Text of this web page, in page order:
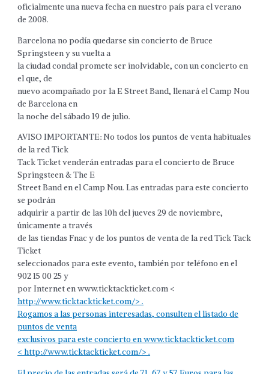
oficialmente una nueva fecha en nuestro país para el verano
de 2008.
Barcelona no podía quedarse sin concierto de Bruce
Springsteen y su vuelta a
la ciudad condal promete ser inolvidable, con un concierto en
el que, de
nuevo acompañado por la E Street Band, llenará el Camp Nou
de Barcelona en
la noche del sábado 19 de julio.
AVISO IMPORTANTE: No todos los puntos de venta habituales
de la red Tick
Tack Ticket venderán entradas para el concierto de Bruce
Springsteen & The E
Street Band en el Camp Nou. Las entradas para este concierto
se podrán
adquirir a partir de las 10h del jueves 29 de noviembre,
únicamente a través
de las tiendas Fnac y de los puntos de venta de la red Tick Tack
Ticket
seleccionados para este evento, también por teléfono en el
902 15 00 25 y
por Internet en www.ticktackticket.com <
http://www.ticktackticket.com/> .
Rogamos a las personas interesadas, consulten el listado de
puntos de venta
exclusivos para este concierto en www.ticktackticket.com
<http://www.ticktackticket.com/> .